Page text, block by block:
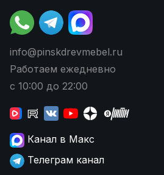
info@pinskdrevmebel.ru
Работаем ежедневно
с 10:00 до 22:00
Канал в Макс
Телеграм канал